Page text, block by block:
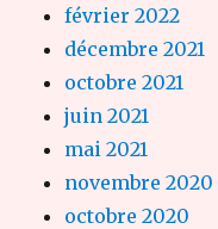
février 2022
décembre 2021
octobre 2021
juin 2021
mai 2021
novembre 2020
octobre 2020